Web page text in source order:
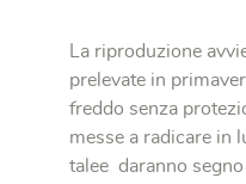
La riproduzione
prelevate in
freddo senza
messe a radicare in
talee daranno